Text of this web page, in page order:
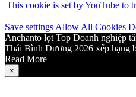
This cookie is set by YouTube to
Save settings Allow All Cookies
Anchanto lọt Top Doanh nghiệp
Thái Bình Dương 2026 xếp hạng
Read More
×